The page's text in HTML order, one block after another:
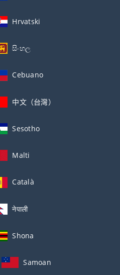
Hrvatski
සිංහල
Cebuano
中文（台灣）
Sesotho
Malti
Català
नेपाली
Shona
Samoan